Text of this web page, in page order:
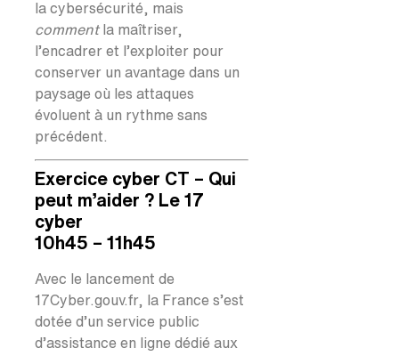
la cybersécurité, mais
commentla maîtriser,
l’encadrer et l’exploiter pour
conserver un avantage dans un
paysage où les attaques
évoluent à un rythme sans
précédent.
Exercice cyber CT – Qui
peut m’aider ? Le 17
cyber
10h45 – 11h45
Avec le lancement de
17Cyber.gouv.fr, la France s’est
dotée d’un service public
d’assistance en ligne dédié aux